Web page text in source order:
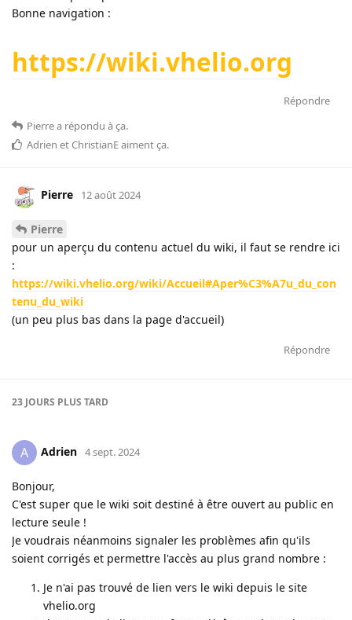
Bonne navigation :
https://wiki.vhelio.org
Répondre
Pierrea répondu à ça.
Adrien et ChristianEaiment ça.
Pierre 12 août 2024
Pierre
pour un aperçu du contenu actuel du wiki, il faut se rendre ici
:
https://wiki.vhelio.org/wiki/Accueil#Aper%C3%A7u_du_con
tenu_du_wiki
(un peu plus bas dans la page d'accueil)
Répondre
23 JOURS PLUS TARD
A Adrien 4 sept. 2024
Bonjour,
C'est super que le wiki soit destiné à être ouvert au public en
lecture seule !
Je voudrais néanmoins signaler les problèmes afin qu'ils
soient corrigés et permettre l'accès au plus grand nombre :
Je n'ai pas trouvé de lien vers le wiki depuis le site
vhelio.org